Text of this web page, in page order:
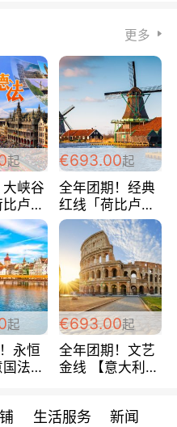
更多
起
大峡谷
卢德
下 经
游
€693.00起
全年团期！经典
红线「荷比卢德
法」七天循环 五
国 仅售99欧/人/
天！巴黎上下！
包拼房~
起
永恒
法
包拼房
€693.00起
全年团期！文艺
金线 【意大利一
每周铁发！
生活服务 新闻